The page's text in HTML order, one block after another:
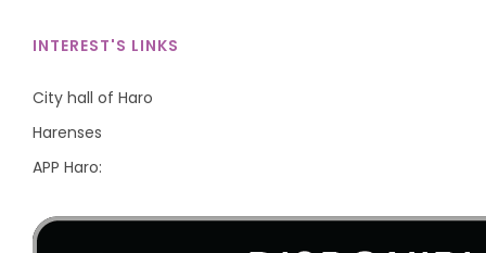
INTEREST'S LINKS
City hall of Haro
Harenses
APP Haro: